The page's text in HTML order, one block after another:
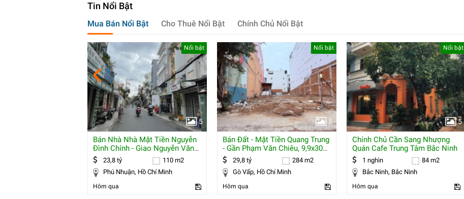
Tin Nổi Bật
Mua Bán Nổi Bật Cho Thuê Nổi Bật Chính Chủ Nổi Bật
5
Nổi bật
Bán Nhà Nhà Mặt Tiền Nguyễn
Đình Chính - Giao Nguyễn Văn
Trỗi,23,8 tỷ
110 m2
Phú Nhuận, Hồ Chí Minh
Hôm qua
5
Nổi bật
Bán Đất - Mặt Tiền Quang Trung
- Gần Phạm Văn Chiêu, 9,9x30m,
Gpxd29,8 tỷ
284 m2
Gò Vấp, Hồ Chí Minh
Hôm qua
5
Nổi bật
Chính Chủ Cần Sang Nhượng
Quán Cafe Trung Tâm Bắc Ninh
1 nghìn
84 m2
Bắc Ninh, Bắc Ninh
Hôm qua